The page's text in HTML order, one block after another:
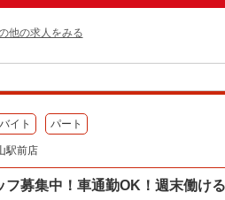
他の求人をみる
イト パート
駅前店
フ募集中！車通勤OK！週末働ける